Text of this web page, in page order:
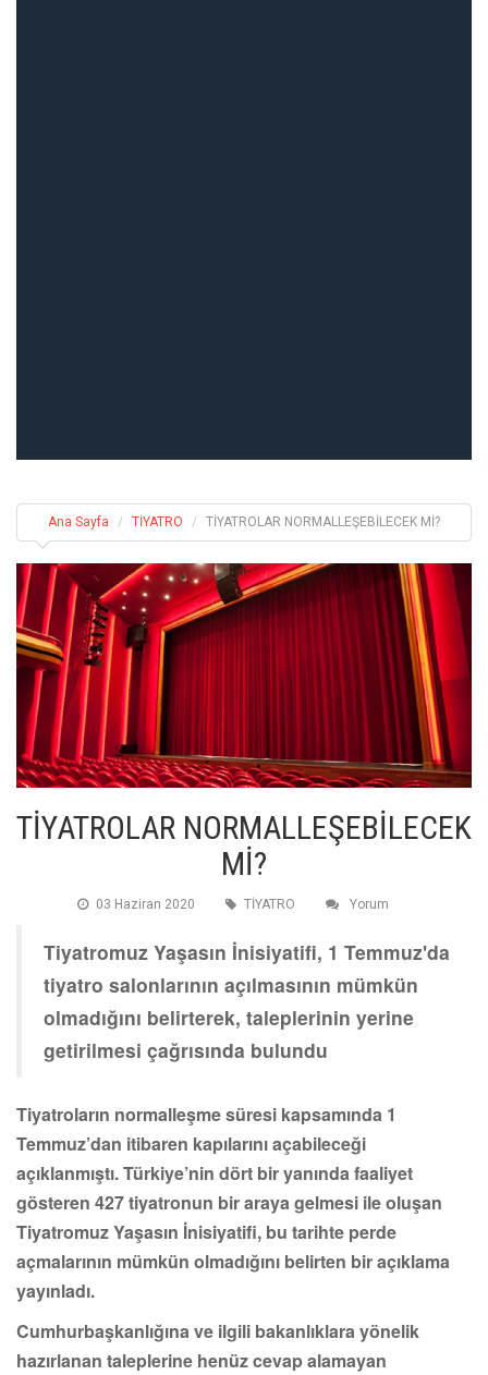
Ana Sayfa TİYATRO TİYATROLAR NORMALLEŞEBİLECEK Mİ?
TİYATROLAR NORMALLEŞEBİLECEK
Mİ?
03 Haziran 2020 TİYATRO Yorum
Tiyatromuz Yaşasın İnisiyatifi, 1 Temmuz'da
tiyatro salonlarının açılmasının mümkün
olmadığını belirterek, taleplerinin yerine
getirilmesi çağrısında bulundu
Tiyatroların normalleşme süresi kapsamında 1
Temmuz’dan itibaren kapılarını açabileceği
açıklanmıştı. Türkiye’nin dört bir yanında faaliyet
gösteren 427 tiyatronun bir araya gelmesi ile oluşan
Tiyatromuz Yaşasın İnisiyatifi, bu tarihte perde
açmalarının mümkün olmadığını belirten bir açıklama
yayınladı.
Cumhurbaşkanlığına ve ilgili bakanlıklara yönelik
hazırlanan taleplerine henüz cevap alamayan